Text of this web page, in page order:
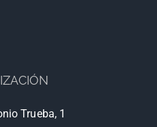
Trueba, 1